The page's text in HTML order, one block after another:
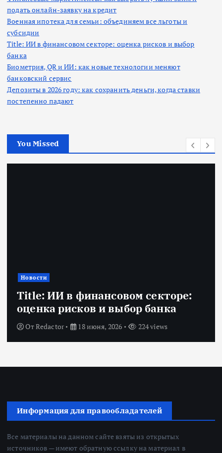
подать онлайн-заявку на кредит
Военная ипотека для семьи: объединяем все льготы и
субсидии
Title: ИИ в финансовом секторе: оценка рисков и выбор
банка
Биометрия, QR и ИИ: как новые технологии меняют
банковский сервис
Депозиты в 2026 году: как сохранить деньги, когда ставки
постепенно падают
You Missed
Биометрия, QR и ИИ: как новые
технологии меняют банковский
сервис
Отshipitsin_admin 25 мая, 2026
Информация для правообладателей
Все материалы на данном сайте взяты из открытых
источников — имеют обратную ссылку на материал в